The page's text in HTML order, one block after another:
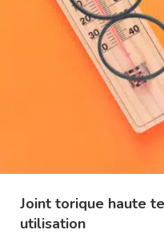
Joint torique haute
utilisation